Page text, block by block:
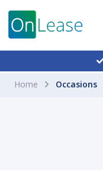
Home Occasions